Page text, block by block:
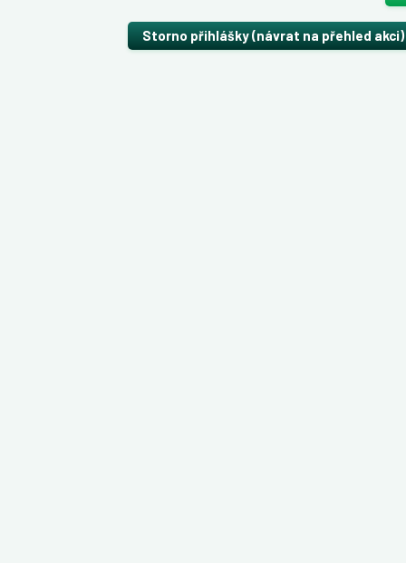
Storno přihlášky (návrat na přehled akci)